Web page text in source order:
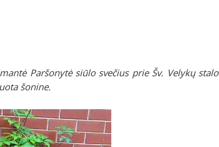
Paršonytė siūlo svečius prie Šv. Velykų stalo
šonine.